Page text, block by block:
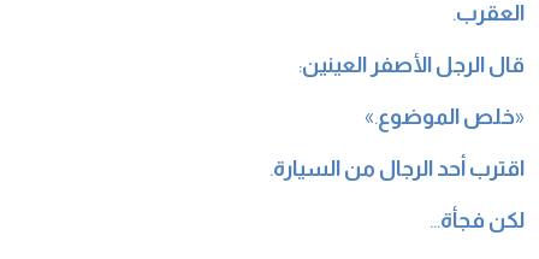
العقرب.
قال الرجل الأصفر العينين:
«خلص الموضوع.»
اقترب أحد الرجال من السيارة.
لكن فجأة…